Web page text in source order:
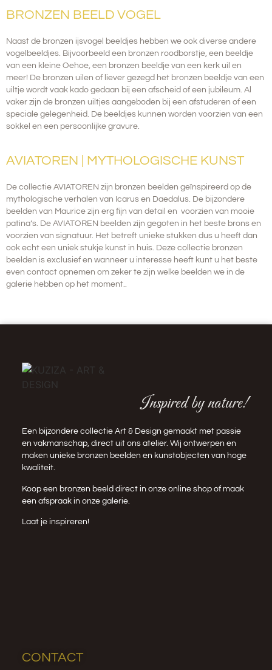
BRONZEN BEELD VOGEL
Naast de bronzen ijsvogel beeldjes hebben we ook diverse andere
vogelbeeldjes. Bijvoorbeeld een bronzen roodborstje, een beeldje
van een kleine Oehoe, een bronzen beeldje van een kerk uil en
meer! De bronzen uilen of liever gezegd het bronzen beeldje van een
uiltje wordt vaak kado gedaan bij een afscheid of een jubileum. Al
vaker zijn de bronzen uiltjes aangeboden bij een afstuderen of een
speciale gelegenheid. De beeldjes kunnen worden voorzien van een
sokkel en een persoonlijke gravure.
AVIATOREN | MYTHOLOGISCHE KUNST
De collectie AVIATOREN zijn bronzen beelden geïnspireerd op de
mythologische verhalen van Icarus en Daedalus. De bijzondere
beelden van Maurice zijn erg fijn van detail en voorzien van mooie
patina’s. De AVIATOREN beelden zijn gegoten in het beste brons en
voorzien van signatuur. Het betreft unieke stukken dus u heeft dan
ook echt een uniek stukje kunst in huis. Deze collectie bronzen
beelden is exclusief en wanneer u interesse heeft kunt u het beste
even contact opnemen om zeker te zijn welke beelden we in de
galerie hebben op het moment..
Inspired by nature!
Een bijzondere collectie Art & Design gemaakt met passie
en vakmanschap, direct uit ons atelier. Wij ontwerpen en
maken unieke bronzen beelden en kunstobjecten van hoge
kwaliteit.
Koop een bronzen beeld direct in onze online shopof maak
een afspraak in onze galerie.
Laat je inspireren!
CONTACT